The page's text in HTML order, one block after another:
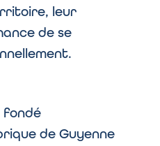
leur
de se
fondé
de Guyenne